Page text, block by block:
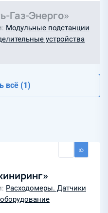
Газ-Энерго»
Модульные подстанции
устройства
всё (1)
Расходомеры. Датчики